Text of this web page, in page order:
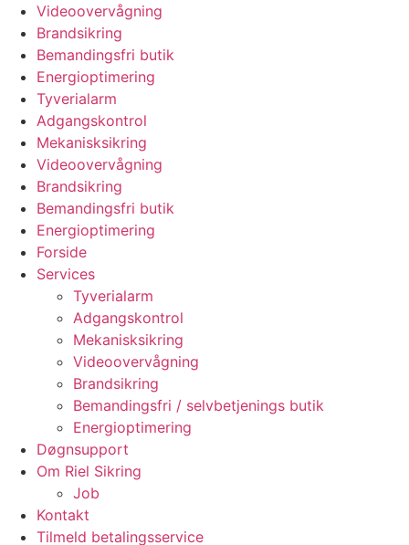
Videoovervågning
Brandsikring
Bemandingsfri butik
Energioptimering
Tyverialarm
Adgangskontrol
Mekanisksikring
Videoovervågning
Brandsikring
Bemandingsfri butik
Energioptimering
Forside
Services
Tyverialarm
Adgangskontrol
Mekanisksikring
Videoovervågning
Brandsikring
Bemandingsfri / selvbetjenings butik
Energioptimering
Døgnsupport
Om Riel Sikring
Job
Kontakt
Tilmeld betalingsservice